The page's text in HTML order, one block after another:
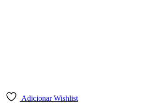
Adicionar Wishlist